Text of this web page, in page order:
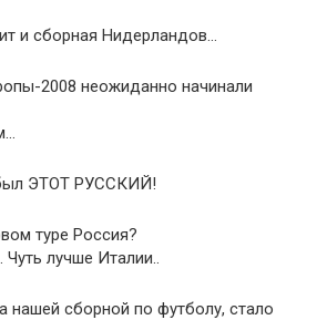
и сборная Нидерландов…
2008 неожиданно начинали
ЭТОТ РУССКИЙ!
туре Россия?
лучше Италии..
нашей сборной по футболу, стало